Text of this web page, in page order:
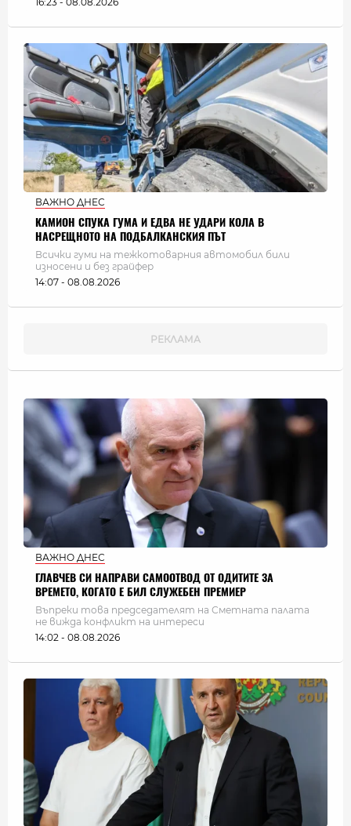
ВАЖНО ДНЕС
КАМИОН СПУКА ГУМА И ЕДВА НЕ УДАРИ КОЛА В
НАСРЕЩНОТО НА ПОДБАЛКАНСКИЯ ПЪТ
Всички гуми на тежкотоварния автомобил били
износени и без грайфер
14:07 - 08.08.2026
ВАЖНО ДНЕС
ГЛАВЧЕВ СИ НАПРАВИ САМООТВОД ОТ ОДИТИТЕ ЗА
ВРЕМЕТО, КОГАТО Е БИЛ СЛУЖЕБЕН ПРЕМИЕР
Въпреки това председателят на Сметната палата
не вижда конфликт на интереси
14:02 - 08.08.2026